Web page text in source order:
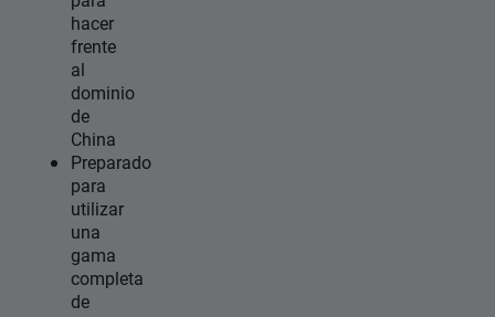
hacer
frente
al
dominio
de
China
Preparado
para
utilizar
una
gama
completa
de